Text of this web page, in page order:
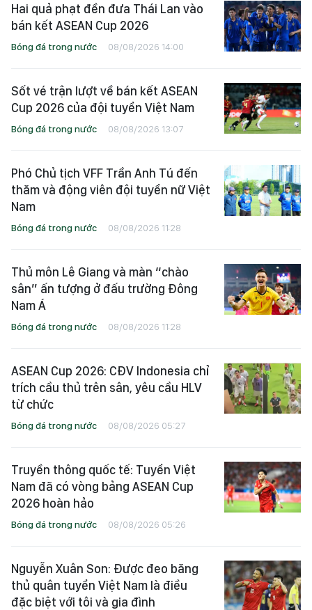
Hai quả phạt đền đưa Thái Lan vào
bán kết ASEAN Cup 2026
Bóng đá trong nước 08/08/2026 14:00
Sốt vé trận lượt về bán kết ASEAN
Cup 2026 của đội tuyển Việt Nam
Bóng đá trong nước 08/08/2026 13:07
Phó Chủ tịch VFF Trần Anh Tú đến
thăm và động viên đội tuyển nữ Việt
Nam
Bóng đá trong nước 08/08/2026 11:28
Thủ môn Lê Giang và màn “chào
sân” ấn tượng ở đấu trường Đông
Nam Á
Bóng đá trong nước 08/08/2026 11:28
ASEAN Cup 2026: CĐV Indonesia chỉ
trích cầu thủ trên sân, yêu cầu HLV
từ chức
Bóng đá trong nước 08/08/2026 05:27
Truyền thông quốc tế: Tuyển Việt
Nam đã có vòng bảng ASEAN Cup
2026 hoàn hảo
Bóng đá trong nước 08/08/2026 05:26
Nguyễn Xuân Son: Được đeo băng
thủ quân tuyển Việt Nam là điều
đặc biệt với tôi và gia đình